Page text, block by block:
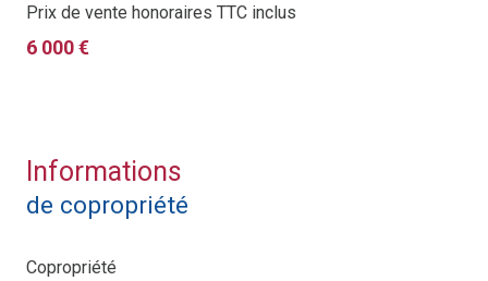
Prix de vente honoraires TTC inclus
6 000 €
Informations
de copropriété
Copropriété